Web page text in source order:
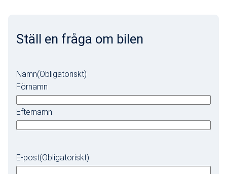
Ställ en fråga om bilen
Namn(Obligatoriskt)
Förnamn
Efternamn
E-post(Obligatoriskt)